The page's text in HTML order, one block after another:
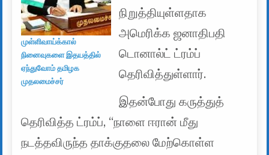
முள்ளிவாய்க்கால்
நினைவுகளை இதயத்தில்
ஏந்துவோம் தமிழக
முதலமைச்சர்
நிறுத்தியுள்ளதாக
அமெரிக்க ஜனாதிபதி
டொனால்ட் ட்ரம்ப்
தெரிவித்துள்ளார்.
இதன்போது கருத்துத்
தெரிவித்த ட்ரம்ப், “நாளை ஈரான் மீது
நடத்தவிருந்த தாக்குதலை மேற்கொள்ள